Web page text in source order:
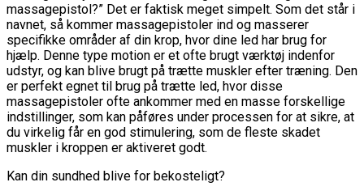
massagepistol?” Det er faktisk meget simpelt. Som det står i
navnet, så kommer massagepistoler ind og masserer
specifikke områder af din krop, hvor dine led har brug for
hjælp. Denne type motion er et ofte brugt værktøj indenfor
udstyr, og kan blive brugt på trætte muskler efter træning. Den
er perfekt egnet til brug på trætte led, hvor disse
massagepistoler ofte ankommer med en masse forskellige
indstillinger, som kan påføres under processen for at sikre, at
du virkelig får en god stimulering, som de fleste skadet
muskler i kroppen er aktiveret godt.
Kan din sundhed blive for bekosteligt?